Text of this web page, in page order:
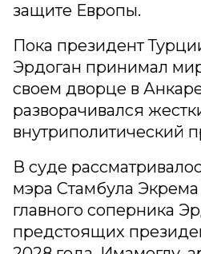
защите Европы.
Пока президент
Эрдоган принимал
своем дворце в
разворачивался
внутриполитический
В суде
мэра Стамбула
главного соперника
предстоящих